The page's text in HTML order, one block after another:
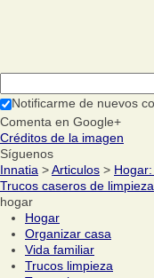
Notificarme de nuevos
Comenta en Google+
Créditos de la imagen
Síguenos
Innatia >Articulos >
Trucos caseros de limpieza
hogar
Hogar
Organizar casa
Vida familiar
Trucos limpieza